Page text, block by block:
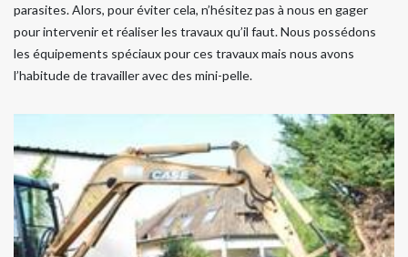
parasites. Alors, pour éviter cela, n’hésitez pas à nous en gager
pour intervenir et réaliser les travaux qu’il faut. Nous possédons
les équipements spéciaux pour ces travaux mais nous avons
l’habitude de travailler avec des mini-pelle.